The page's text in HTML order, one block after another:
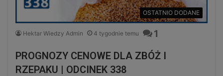
OSTATNIO DODANE
Hektar Wiedzy Admin 4 tygodnie temu 1
PROGNOZY CENOWE DLA ZBÓŻ I
RZEPAKU | ODCINEK 338